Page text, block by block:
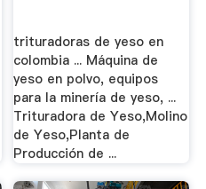
trituradoras de yeso en
colombia ... Máquina de
yeso en polvo, equipos
para la minería de yeso, ...
Trituradora de Yeso,Molino
de Yeso,Planta de
Producción de ...